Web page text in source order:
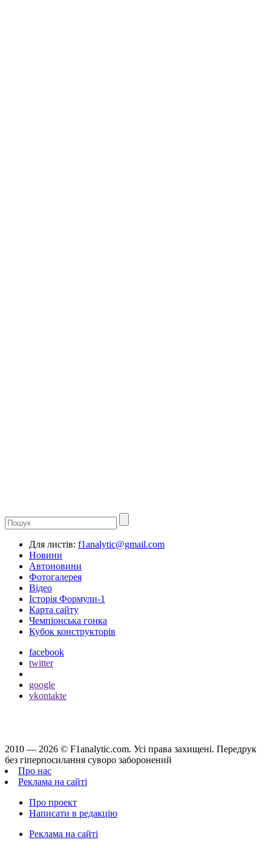
Для листів: f1analytic@gmail.com
Новини
Автоновини
Фотогалерея
Відео
Історія Формули-1
Карта сайту
Чемпіонська гонка
Кубок конструкторів
facebook
twitter
google
vkontakte
2010 — 2026 © F1analytic.com. Усi права захищенi. Передрук
без гіперпосилання суворо заборонений
Про нас
Реклама на сайті
Про проект
Написати в редакцію
Реклама на сайті